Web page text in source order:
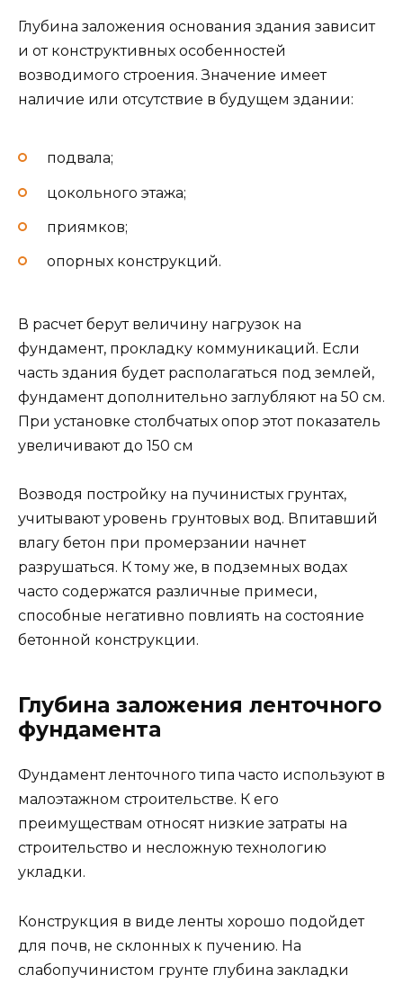
Глубина заложения основания здания зависит
и от конструктивных особенностей
возводимого строения. Значение имеет
наличие или отсутствие в будущем здании:
подвала;
цокольного этажа;
приямков;
опорных конструкций.
В расчет берут величину нагрузок на
фундамент, прокладку коммуникаций. Если
часть здания будет располагаться под землей,
фундамент дополнительно заглубляют на 50 см.
При установке столбчатых опор этот показатель
увеличивают до 150 см
Возводя постройку на пучинистых грунтах,
учитывают уровень грунтовых вод. Впитавший
влагу бетон при промерзании начнет
разрушаться. К тому же, в подземных водах
часто содержатся различные примеси,
способные негативно повлиять на состояние
бетонной конструкции.
Глубина заложения ленточного
фундамента
Фундамент ленточного типа часто используют в
малоэтажном строительстве. К его
преимуществам относят низкие затраты на
строительство и несложную технологию
укладки.
Конструкция в виде ленты хорошо подойдет
для почв, не склонных к пучению. На
слабопучинистом грунте глубина закладки